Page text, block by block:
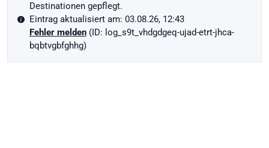
Destinationen gepflegt.
Eintrag aktualisiert am: 03.08.26, 12:43
Fehler melden(ID: log_s9t_vhdgdgeq-ujad-etrt-jhca-
bqbtvgbfghhg)